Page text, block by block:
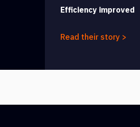
Efficiency improved
Read their story >